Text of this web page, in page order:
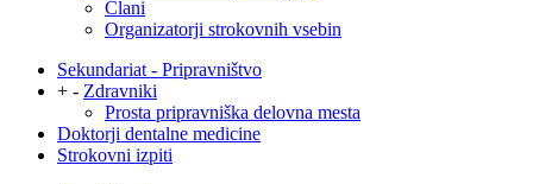
Člani
Organizatorji strokovnih vsebin
Sekundariat - Pripravništvo
+ - Zdravniki
Prosta pripravniška delovna mesta
Doktorji dentalne medicine
Strokovni izpiti